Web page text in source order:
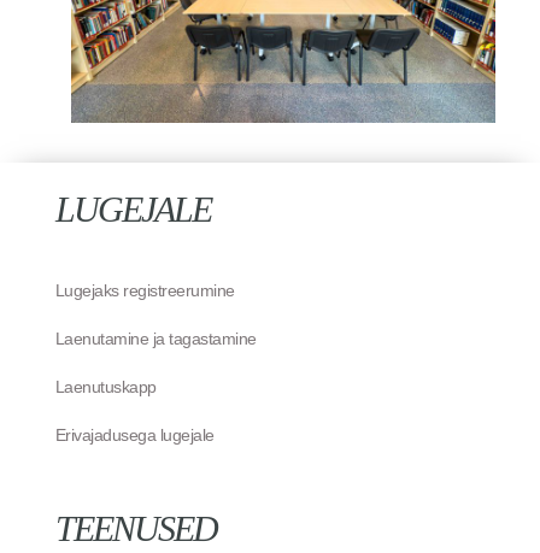
LUGEJALE
Lugejaks registreerumine
Laenutamine ja tagastamine
Laenutuskapp
Erivajadusega lugejale
TEENUSED